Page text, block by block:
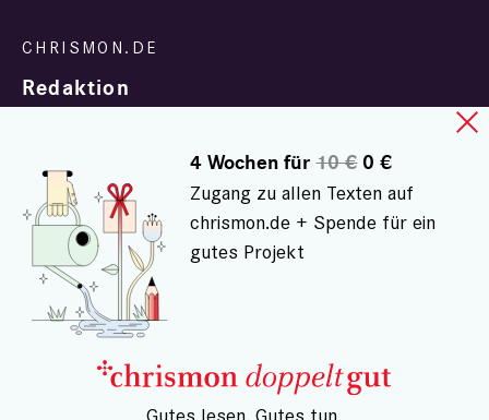
Redaktion
In Zusammenarbeit mit
© chrismon.de 2001 - 2026
Alle Rechte vorbehalten.
4 Wochen für10 €0 €
Zugang zu allen Texten auf
chrismon.de + Spende für ein
gutes Projekt
– Gutes lesen. Gutes tun.